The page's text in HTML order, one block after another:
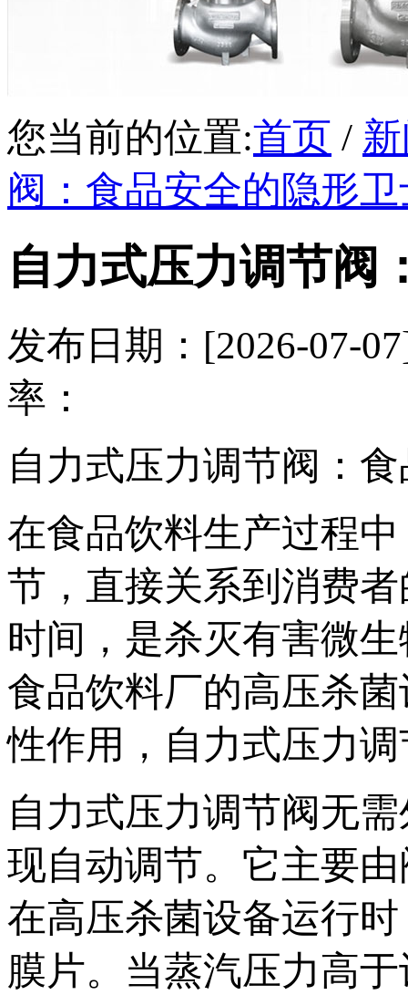
您当前的位置:首页 /
阀：食品安全的隐形卫
自力式压力调节阀
发布日期：[2026-07-
率：
自力式压力调节阀：
在食品饮料生产过程
节，直接关系到消费
时间，是杀灭有害微
食品饮料厂的高压杀
性作用，自力式压力
自力式压力调节阀无
现自动调节。它主要
在高压杀菌设备运行
膜片。当蒸汽压力高